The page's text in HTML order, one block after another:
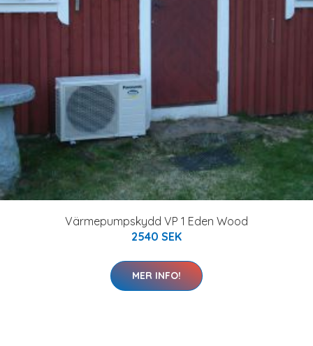
Värmepumpskydd VP 1 Eden Wood
2540 SEK
MER INFO!